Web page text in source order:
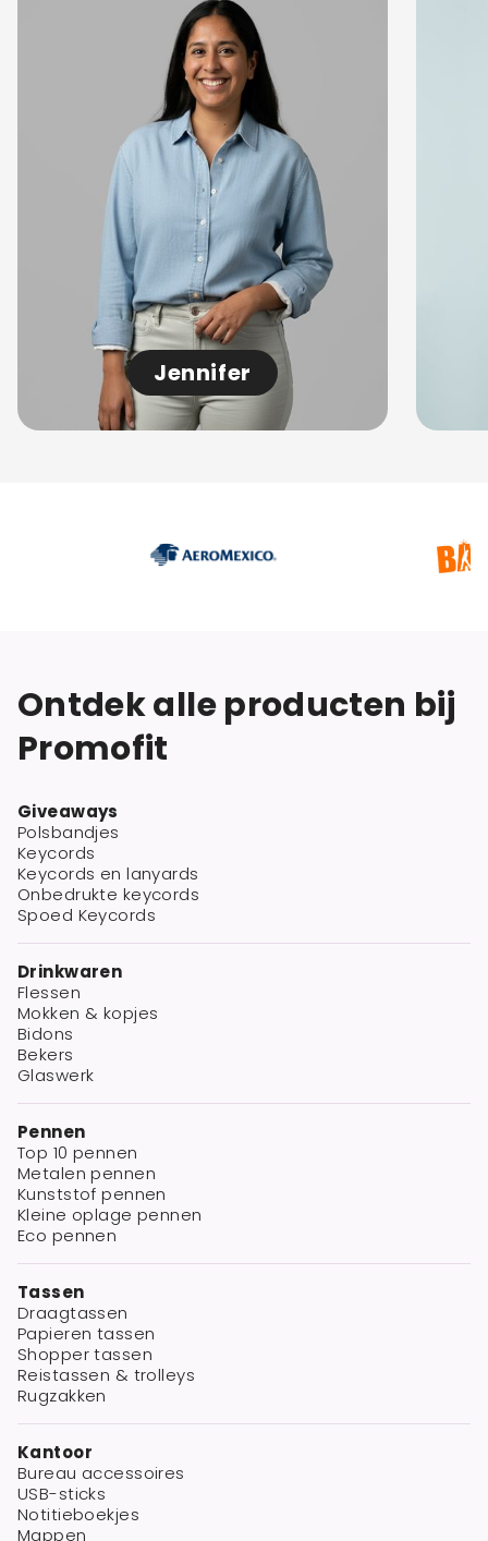
Jennifer
Ontdek alle producten bij
Promofit
Giveaways
Polsbandjes
Keycords
Keycords en lanyards
Onbedrukte keycords
Spoed Keycords
Drinkwaren
Flessen
Mokken & kopjes
Bidons
Bekers
Glaswerk
Pennen
Top 10 pennen
Metalen pennen
Kunststof pennen
Kleine oplage pennen
Eco pennen
Tassen
Draagtassen
Papieren tassen
Shopper tassen
Reistassen & trolleys
Rugzakken
Kantoor
Bureau accessoires
USB-sticks
Notitieboekjes
Mappen